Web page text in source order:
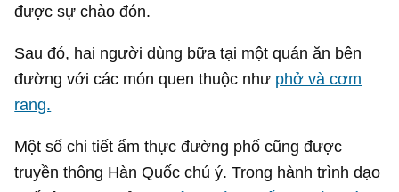
được sự chào đón.
Sau đó, hai người dùng bữa tại một quán ăn bên
đường với các món quen thuộc như phở và cơm
rang.
Một số chi tiết ẩm thực đường phố cũng được
truyền thông Hàn Quốc chú ý. Trong hành trình dạo